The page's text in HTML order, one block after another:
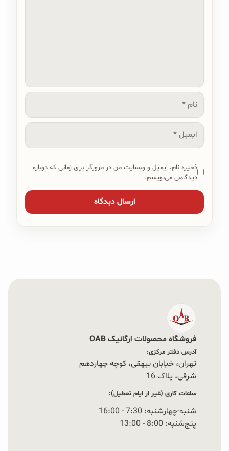
نام
ایمیل
ذخیره نام، ایمیل و وبسایت من در مرورگر برای زمانی که دوباره
دیدگاهی می‌نویسم.
فروشگاه محصولات ارگانیک OAB
آدرس دفتر مرکزی:
تهران، خیابان بیهقی، کوچه چهاردهم
شرقی، پلاک 16‭
ساعات کاری (غیر از ایام تعطیل):
شنبه-چهارشنبه: 7:30 - 16:00
پنج‌شنبه: 8:00 - 13:00